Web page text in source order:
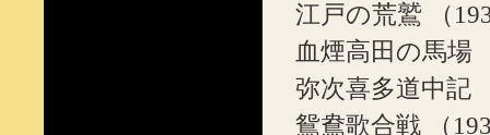
江戸の荒鷲 （
血煙高田の馬場
弥次喜多道中記
鴛鴦歌合戦 （